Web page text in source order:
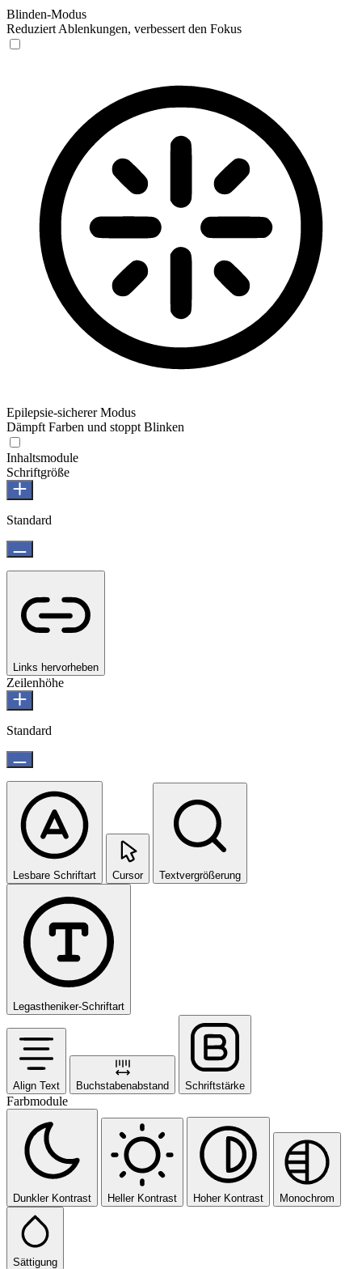
Blinden-Modus
Reduziert Ablenkungen, verbessert den Fokus
Epilepsie-sicherer Modus
Dämpft Farben und stoppt Blinken
Inhaltsmodule
Schriftgröße
Standard
Links hervorheben
Zeilenhöhe
Standard
Lesbare Schriftart Cursor Textvergrößerung
Legastheniker-Schriftart
Align Text Buchstabenabstand Schriftstärke
Farbmodule
Dunkler Kontrast Heller Kontrast Hoher Kontrast Monochrom
Sättigung